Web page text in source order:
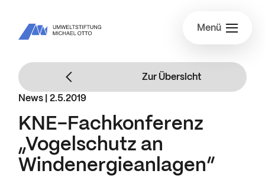
Menü
News | 2.5.2019
KNE-Fachkonferenz
„Vogelschutz an
Windenergieanlagen“
Zur Übersicht